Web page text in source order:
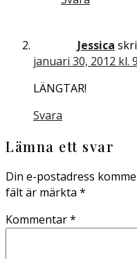
Jessica
januari 30, 2012 kl.
LÄNGTAR!
Svara
Lämna ett svar
Din e-postadress
fält är märkta *
Kommentar*